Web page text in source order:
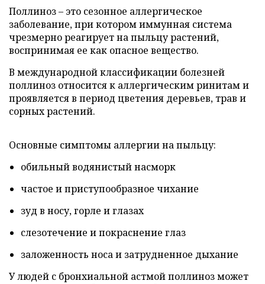
Поллиноз – это сезонное аллергическое
заболевание, при котором иммунная система
чрезмерно реагирует на пыльцу растений,
воспринимая ее как опасное вещество.
В международной классификации болезней
поллиноз относится к аллергическим ринитам и
проявляется в период цветения деревьев, трав и
сорных растений.
Основные симптомы аллергии на пыльцу:
обильный водянистый насморк
частое и приступообразное чихание
зуд в носу, горле и глазах
слезотечение и покраснение глаз
заложенность носа и затрудненное дыхание
У людей с бронхиальной астмой поллиноз может